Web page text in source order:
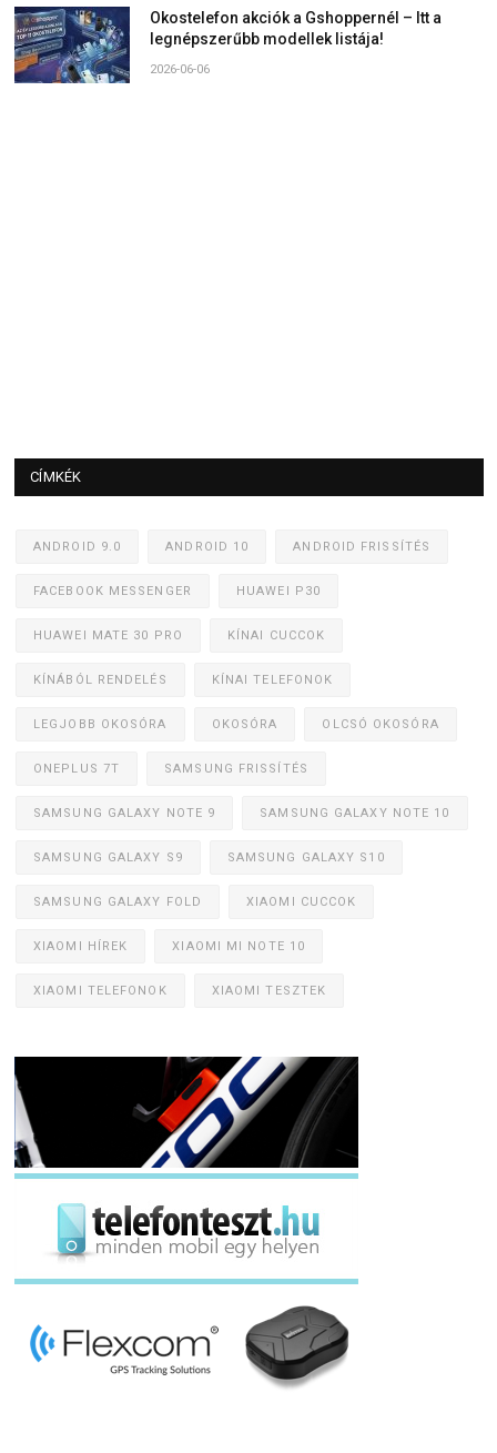
Okostelefon akciók a Gshoppernél – Itt a
legnépszerűbb modellek listája!
2026-06-06
CÍMKÉK
ANDROID 9.0 ANDROID 10 ANDROID FRISSÍTÉS
FACEBOOK MESSENGER HUAWEI P30
HUAWEI MATE 30 PRO KÍNAI CUCCOK
KÍNÁBÓL RENDELÉS KÍNAI TELEFONOK
LEGJOBB OKOSÓRA OKOSÓRA OLCSÓ OKOSÓRA
ONEPLUS 7T SAMSUNG FRISSÍTÉS
SAMSUNG GALAXY NOTE 9 SAMSUNG GALAXY NOTE 10
SAMSUNG GALAXY S9 SAMSUNG GALAXY S10
SAMSUNG GALAXY FOLD XIAOMI CUCCOK
XIAOMI HÍREK XIAOMI MI NOTE 10
XIAOMI TELEFONOK XIAOMI TESZTEK